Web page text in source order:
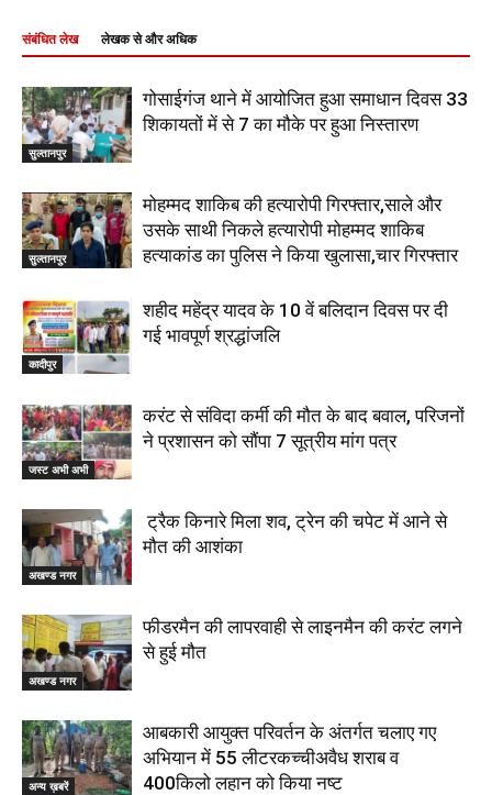
संबंधित लेख लेखक से और अधिक
सुल्तानपुर
गोसाईगंज थाने में आयोजित हुआ समाधान दिवस 33
शिकायतों में से 7 का मौके पर हुआ निस्तारण
सुल्तानपुर
मोहम्मद शाकिब की हत्यारोपी गिरफ्तार,साले और
उसके साथी निकले हत्यारोपी मोहम्मद शाकिब
हत्याकांड का पुलिस ने किया खुलासा,चार गिरफ्तार
कादीपुर
शहीद महेंद्र यादव के 10 वें बलिदान दिवस पर दी
गई भावपूर्ण श्रद्धांजलि
जस्ट अभी अभी
करंट से संविदा कर्मी की मौत के बाद बवाल, परिजनों
ने प्रशासन को सौंपा 7 सूत्रीय मांग पत्र
अखण्ड नगर
ट्रैक किनारे मिला शव, ट्रेन की चपेट में आने से
मौत की आशंका
अखण्ड नगर
फीडरमैन की लापरवाही से लाइनमैन की करंट लगने
से हुई मौत
अन्य ख़बरें
आबकारी आयुक्त परिवर्तन के अंतर्गत चलाए गए
अभियान में 55 लीटरकच्चीअवैध शराब व
400किलो लहान को किया नष्ट